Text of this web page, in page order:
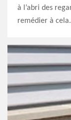
à l’abri des
remédier à cela.